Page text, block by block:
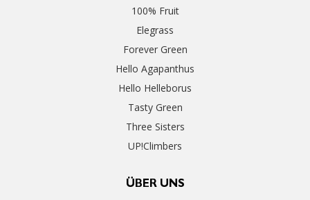
100% Fruit
Elegrass
Forever Green
Hello Agapanthus
Hello Helleborus
Tasty Green
Three Sisters
UP!Climbers
ÜBER UNS